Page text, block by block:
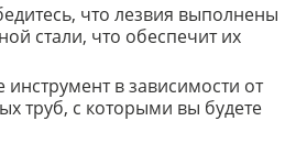
что лезвия выполнены
стали, что обеспечит их
в зависимости от
труб, с которыми вы будете